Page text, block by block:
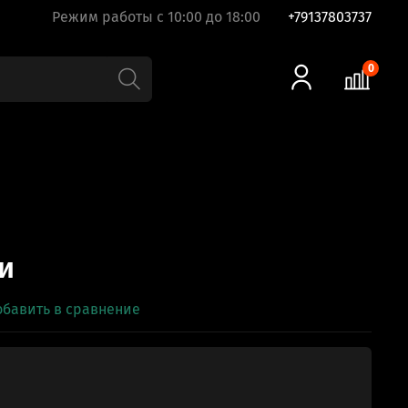
Режим работы с 10:00 до 18:00 +79137803737
0
в сравнение